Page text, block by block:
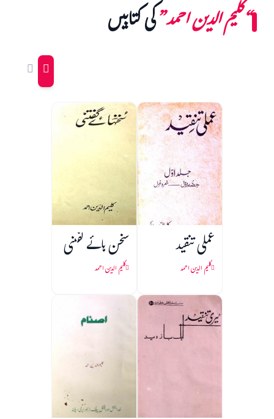
“کلیم الدین احمد”کی کتابیں
عملی تنقید
کلیم الدین احمد
سخن ہائے گفتنی
کلیم الدین احمد